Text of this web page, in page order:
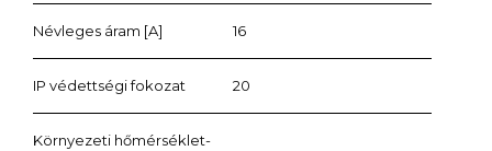
Névleges áram [A] 16
IP védettségi fokozat 20
Környezeti hőmérséklet-